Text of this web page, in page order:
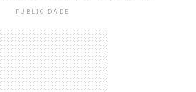
PUBLICIDADE